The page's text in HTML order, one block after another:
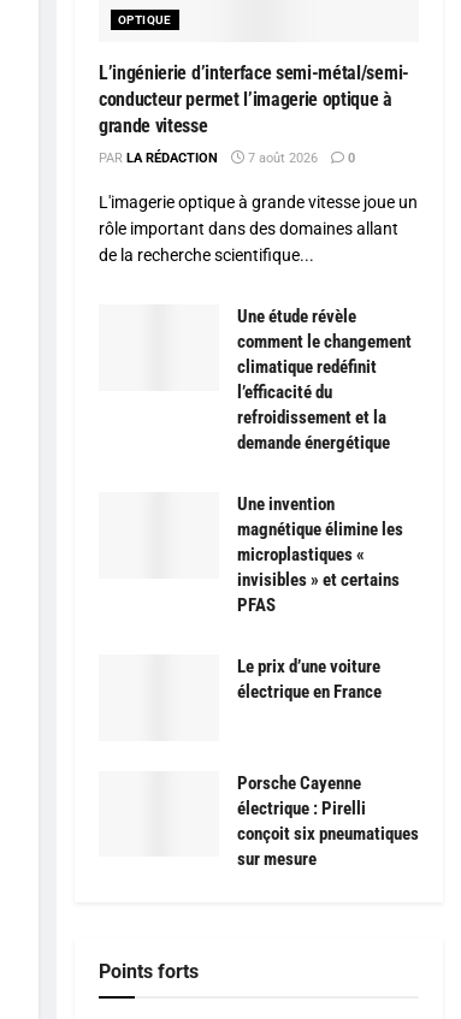
OPTIQUE
L’ingénierie d’interface semi-métal/semi-
conducteur permet l’imagerie optique à
grande vitesse
PAR LA RÉDACTION 7 août 2026 0
L'imagerie optique à grande vitesse joue un
rôle important dans des domaines allant
de la recherche scientifique...
Une étude révèle
comment le changement
climatique redéfinit
l’efficacité du
refroidissement et la
demande énergétique
Une invention
magnétique élimine les
microplastiques «
invisibles » et certains
PFAS
Le prix d’une voiture
électrique en France
Porsche Cayenne
électrique : Pirelli
conçoit six pneumatiques
sur mesure
Points forts